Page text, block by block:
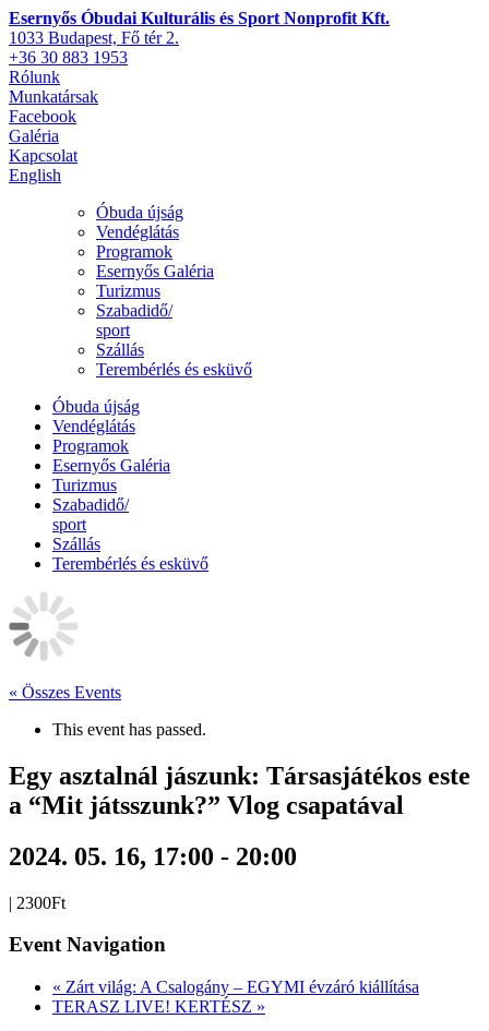
Esernyős Óbudai Kulturális és Sport Nonprofit Kft.
1033 Budapest, Fő tér 2.
+36 30 883 1953
Rólunk
Munkatársak
Facebook
Galéria
Kapcsolat
English
Óbuda újság
Vendéglátás
Programok
Esernyős Galéria
Turizmus
Szabadidő/
sport
Szállás
Terembérlés és esküvő
Óbuda újság
Vendéglátás
Programok
Esernyős Galéria
Turizmus
Szabadidő/
sport
Szállás
Terembérlés és esküvő
« Összes Events
This event has passed.
Egy asztalnál jászunk: Társasjátékos este
a “Mit játsszunk?” Vlog csapatával
2024. 05. 16, 17:00 - 20:00
| 2300Ft
Event Navigation
« Zárt világ: A Csalogány – EGYMI évzáró kiállítása
TERASZ LIVE! KERTÉSZ »